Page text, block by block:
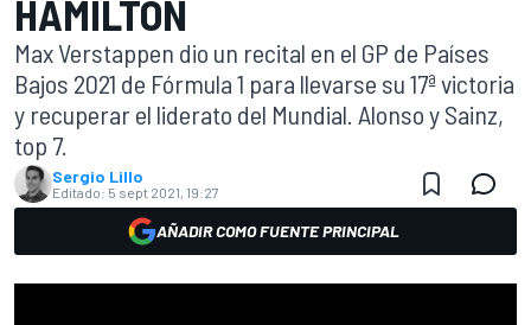
HAMILTON
Max Verstappen dio un recital en el GP de Países
Bajos 2021 de Fórmula 1 para llevarse su 17ª victoria
y recuperar el liderato del Mundial. Alonso y Sainz,
top 7.
Sergio Lillo
Editado: 5 sept 2021, 19:27
AÑADIR COMO FUENTE PRINCIPAL